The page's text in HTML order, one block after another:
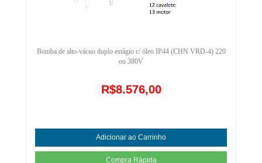
Bomba de alto-vácuo duplo estágio c/ óleo IP44 (CHN VRD-4) 220
ou 380V
R$8.576,00